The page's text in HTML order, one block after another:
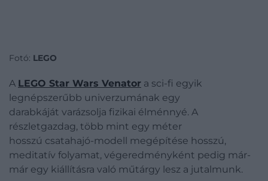
Fotó: LEGO
A LEGO Star Wars Venator a sci-fi egyik
legnépszerűbb univerzumának egy
darabkáját varázsolja fizikai élménnyé. A
részletgazdag, több mint egy méter
hosszú csatahajó-modell megépítése hosszú,
meditatív folyamat, végeredményként pedig már-
már egy kiállításra való műtárgy lesz a jutalmunk.